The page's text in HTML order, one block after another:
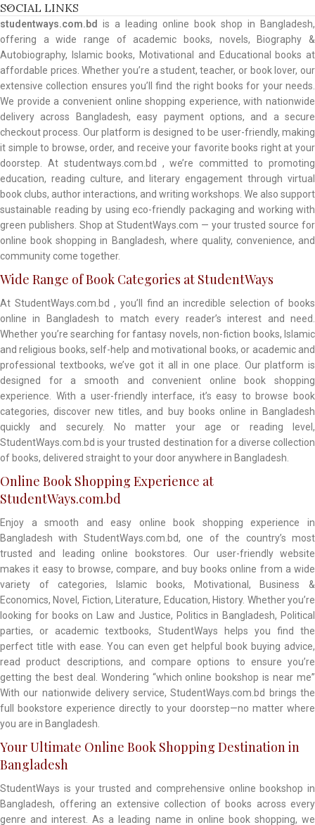
SOCIAL LINKS
studentways.com.bd
is a leading online book shop in Bangladesh,
offering a wide range of academic books, novels, Biography &
Autobiography, Islamic books, Motivational and Educational books at
affordable prices. Whether you’re a student, teacher, or book lover, our
extensive collection ensures you’ll find the right books for your needs.
We provide a convenient online shopping experience, with nationwide
delivery across Bangladesh, easy payment options, and a secure
checkout process. Our platform is designed to be user-friendly, making
it simple to browse, order, and receive your favorite books right at your
doorstep. At studentways.com.bd , we’re committed to promoting
education, reading culture, and literary engagement through virtual
book clubs, author interactions, and writing workshops. We also support
sustainable reading by using eco-friendly packaging and working with
green publishers. Shop at StudentWays.com — your trusted source for
online book shopping in Bangladesh, where quality, convenience, and
community come together.
Wide Range of Book Categories at StudentWays
At StudentWays.com.bd , you’ll find an incredible selection of books
online in Bangladesh to match every reader’s interest and need.
Whether you’re searching for fantasy novels, non-fiction books, Islamic
and religious books, self-help and motivational books, or academic and
professional textbooks, we’ve got it all in one place. Our platform is
designed for a smooth and convenient online book shopping
experience. With a user-friendly interface, it’s easy to browse book
categories, discover new titles, and buy books online in Bangladesh
quickly and securely. No matter your age or reading level,
StudentWays.com.bd is your trusted destination for a diverse collection
of books, delivered straight to your door anywhere in Bangladesh.
Online Book Shopping Experience at
StudentWays.com.bd
Enjoy a smooth and easy online book shopping experience in
Bangladesh with StudentWays.com.bd, one of the country’s most
trusted and leading online bookstores. Our user-friendly website
makes it easy to browse, compare, and buy books online from a wide
variety of categories, Islamic books, Motivational, Business &
Economics, Novel, Fiction, Literature, Education, History. Whether you’re
looking for books on Law and Justice, Politics in Bangladesh, Political
parties, or academic textbooks, StudentWays helps you find the
perfect title with ease. You can even get helpful book buying advice,
read product descriptions, and compare options to ensure you’re
getting the best deal. Wondering “which online bookshop is near me”
With our nationwide delivery service, StudentWays.com.bd brings the
full bookstore experience directly to your doorstep—no matter where
you are in Bangladesh.
Your Ultimate Online Book Shopping Destination in
Bangladesh
StudentWays is your trusted and comprehensive online bookshop in
Bangladesh, offering an extensive collection of books across every
genre and interest. As a leading name in online book shopping, we